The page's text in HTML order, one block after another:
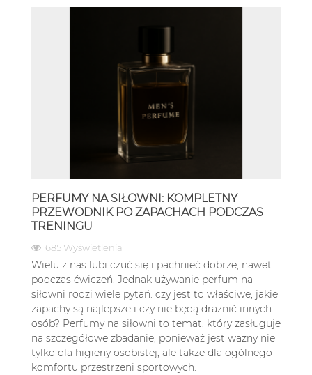
PERFUMY NA SIŁOWNI: KOMPLETNY
PRZEWODNIK PO ZAPACHACH PODCZAS
TRENINGU
685 Wyświetlenia
Wielu z nas lubi czuć się i pachnieć dobrze, nawet
podczas ćwiczeń. Jednak używanie perfum na
siłowni rodzi wiele pytań: czy jest to właściwe, jakie
zapachy są najlepsze i czy nie będą drażnić innych
osób? Perfumy na siłowni to temat, który zasługuje
na szczegółowe zbadanie, ponieważ jest ważny nie
tylko dla higieny osobistej, ale także dla ogólnego
komfortu przestrzeni sportowych.